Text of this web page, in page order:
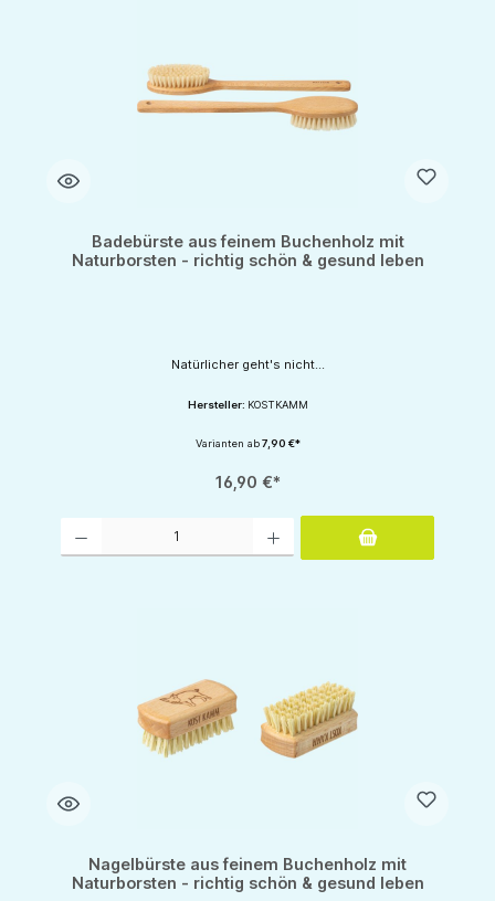
Badebürste aus feinem Buchenholz mit
Naturborsten - richtig schön & gesund leben
Natürlicher geht's nicht...
Hersteller: KOSTKAMM
Varianten ab7,90 €*
16,90 €*
Nagelbürste aus feinem Buchenholz mit
Naturborsten - richtig schön & gesund leben